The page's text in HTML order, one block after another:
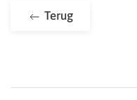
Terug